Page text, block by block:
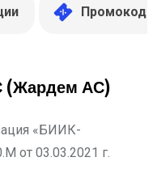
Промокоды
(Жардем АС)
«БИИК-
от 03.03.2021 г.